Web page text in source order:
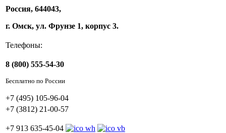
Россия, 644043,
г. Омск, ул. Фрунзе 1, корпус 3.
Телефоны:
8 (800) 555-54-30
Бесплатно по России
+7 (495) 105-96-04
+7 (3812) 21-00-57
+7 913 635-45-04